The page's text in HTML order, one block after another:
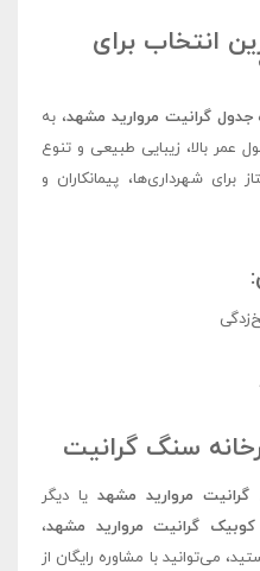
انتخاب برای
جدول گرانیت مروارید مشهد، به
عمر بالا، زیبایی طبیعی و تنوع
برای شهرداری‌ها، پیمانکاران و
سنگ گرانیت
گرانیت مروارید مشهدیا دیگر
کوبیک گرانیت مروارید مشهد،
می‌توانید با مشاوره رایگان از